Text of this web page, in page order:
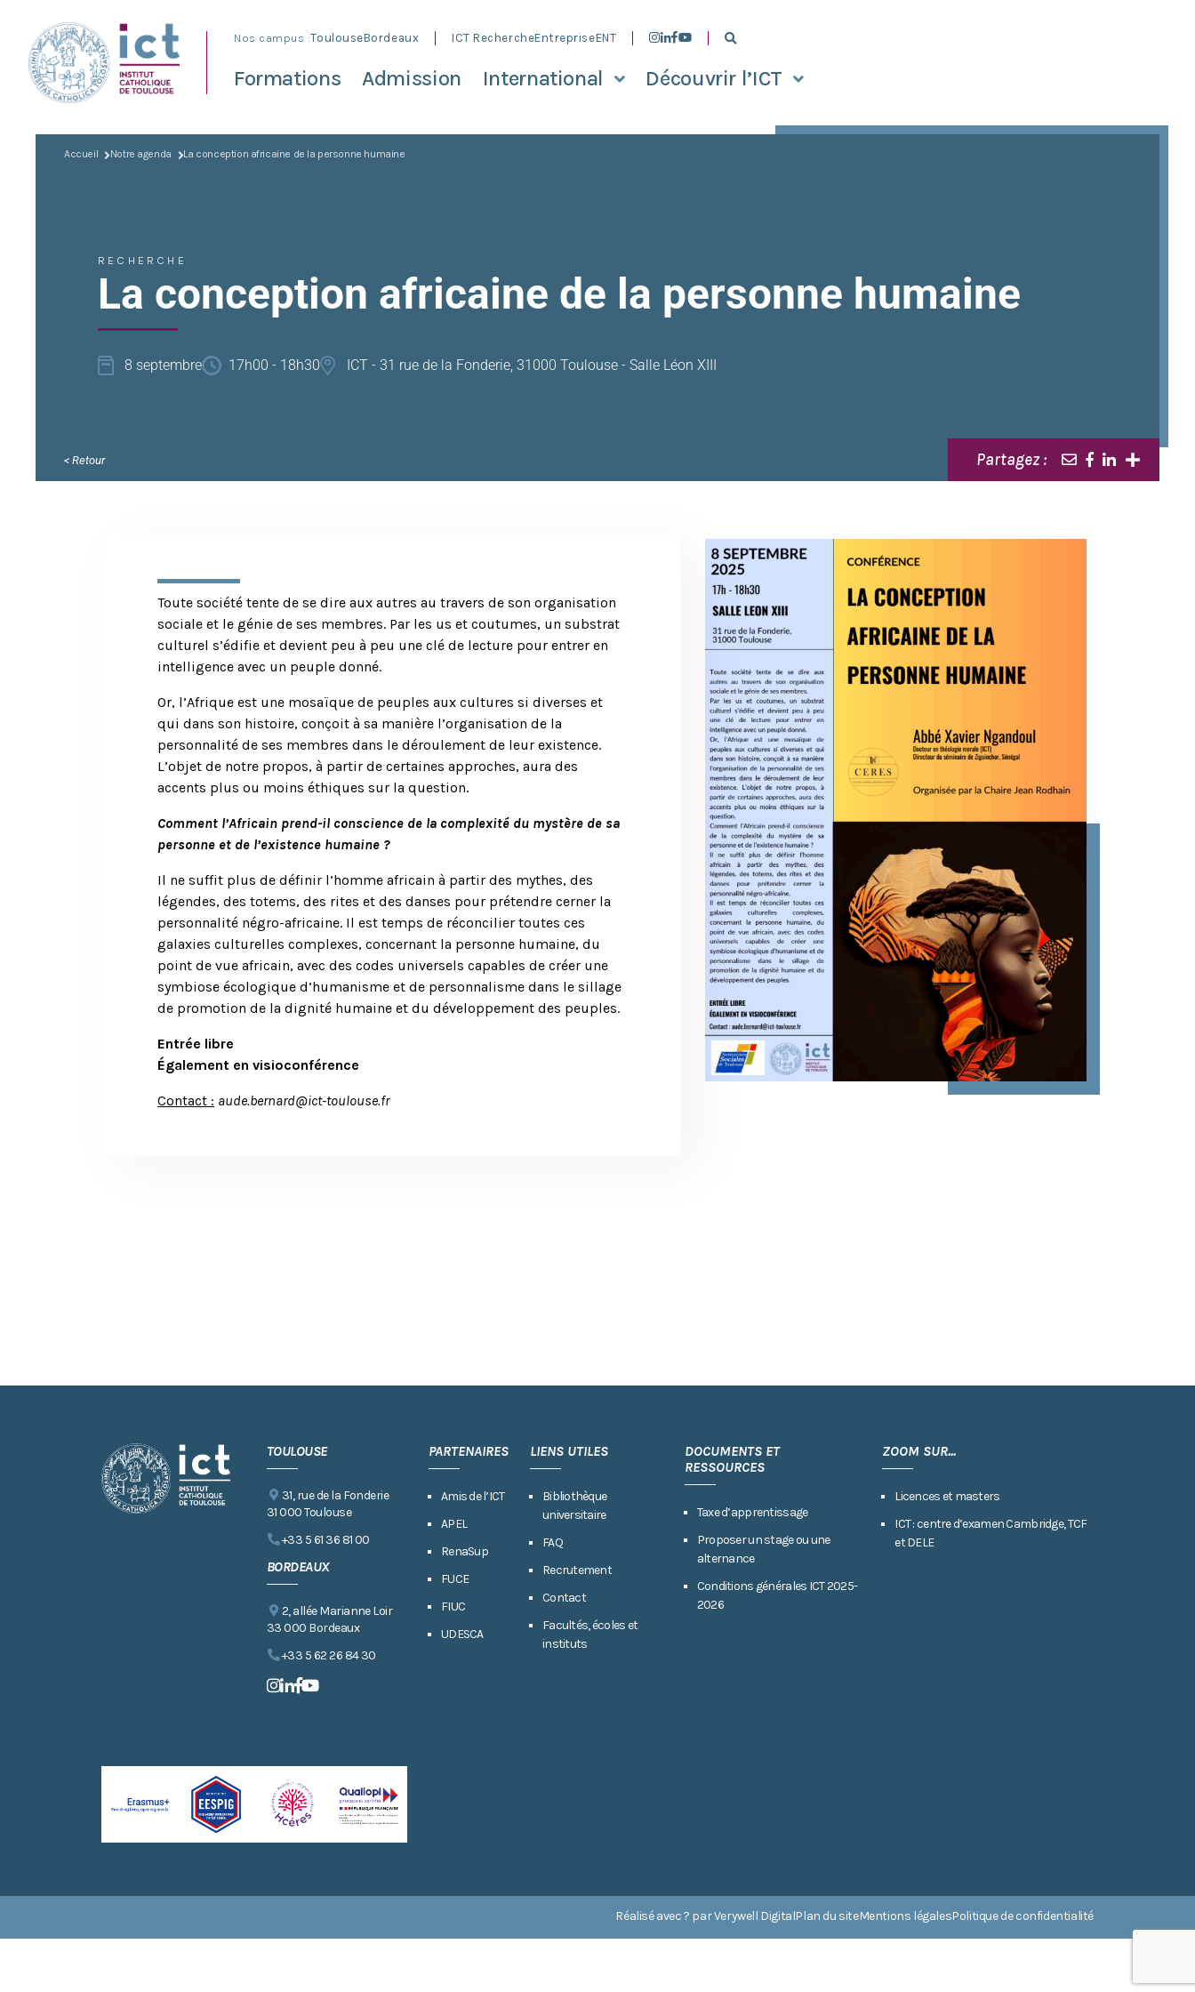
Nos campus :ToulouseBordeaux ICT RechercheEntrepriseENT
Formations Admission International Découvrir l’ICT
Accueil Notre agenda La conception africaine de la personne humaine
RECHERCHE
La conception africaine de la personne humaine
8 septembre 17h00 - 18h30 ICT - 31 rue de la Fonderie, 31000 Toulouse - Salle Léon XIII
< Retour Partagez :
Toute société tente de se dire aux autres au travers de son organisation
sociale et le génie de ses membres. Par les us et coutumes, un substrat
culturel s’édifie et devient peu à peu une clé de lecture pour entrer en
intelligence avec un peuple donné.
Or, l’Afrique est une mosaïque de peuples aux cultures si diverses et
qui dans son histoire, conçoit à sa manière l’organisation de la
personnalité de ses membres dans le déroulement de leur existence.
L’objet de notre propos, à partir de certaines approches, aura des
accents plus ou moins éthiques sur la question.
Comment l’Africain prend-il conscience de la complexité du mystère de sa
personne et de l’existence humaine ?
Il ne suffit plus de définir l’homme africain à partir des mythes, des
légendes, des totems, des rites et des danses pour prétendre cerner la
personnalité négro-africaine. Il est temps de réconcilier toutes ces
galaxies culturelles complexes, concernant la personne humaine, du
point de vue africain, avec des codes universels capables de créer une
symbiose écologique d’humanisme et de personnalisme dans le sillage
de promotion de la dignité humaine et du développement des peuples.
Entrée libre
Également en visioconférence
Contact : aude.bernard@ict-toulouse.fr
TOULOUSE
31, rue de la Fonderie
31 000 Toulouse
+33 5 61 36 81 00
BORDEAUX
2, allée Marianne Loir
33 000 Bordeaux
+33 5 62 26 84 30
PARTENAIRES
Amis de l’ICT
APEL
RenaSup
FUCE
FIUC
UDESCA
LIENS UTILES
Bibliothèque
universitaire
FAQ
Recrutement
Contact
Facultés, écoles et
instituts
DOCUMENTS ET
RESSOURCES
Taxe d’apprentissage
Proposer un stage ou une
alternance
Conditions générales ICT 2025-
2026
ZOOM SUR...
Licences et masters
ICT : centre d’examen Cambridge, TCF
et DELE
Réalisé avec ? parVerywell DigitalPlan du siteMentions légalesPolitique de confidentialité